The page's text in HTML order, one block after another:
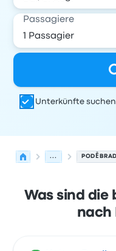
Passagiere
Unterkünfte suchen
...
Was sind die
nach